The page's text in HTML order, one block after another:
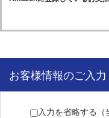
お客様情報のご入力
入力を省略する（